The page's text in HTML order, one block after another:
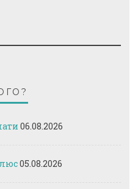
06.08.2026
05.08.2026